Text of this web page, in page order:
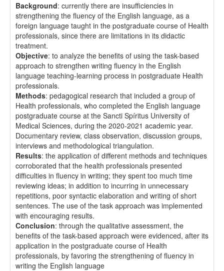
Background: currently there are insufficiencies in
strengthening the fluency of the English language, as a
foreign language taught in the postgraduate course of Health
professionals, since there are limitations in its didactic
treatment.
Objective: to analyze the benefits of using the task-based
approach to strengthen writing fluency in the English
language teaching-learning process in postgraduate Health
professionals.
Methods: pedagogical research that included a group of
Health professionals, who completed the English language
postgraduate course at the Sancti Spíritus University of
Medical Sciences, during the 2020-2021 academic year.
Documentary review, class observation, discussion groups,
interviews and methodological triangulation.
Results: the application of different methods and techniques
corroborated that the health professionals presented
difficulties in fluency in writing; they spent too much time
reviewing ideas; in addition to incurring in unnecessary
repetitions, poor syntactic elaboration and writing of short
sentences. The use of the task approach was implemented
with encouraging results.
Conclusion: through the qualitative assessment, the
benefits of the task-based approach were evidenced, after its
application in the postgraduate course of Health
professionals, by favoring the strengthening of fluency in
writing the English language